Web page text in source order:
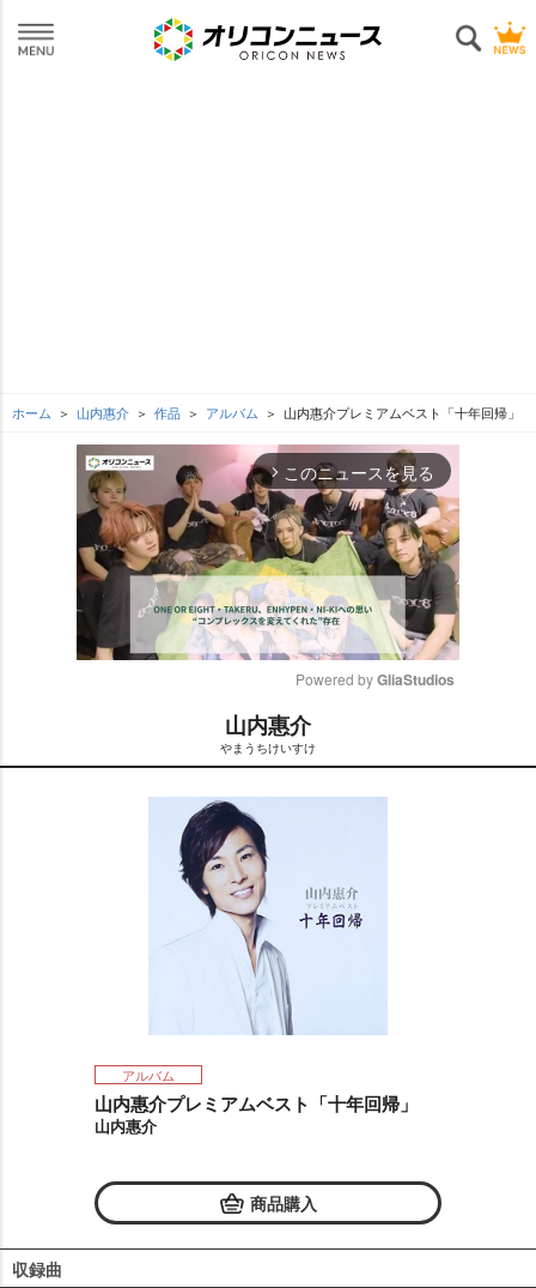
ホーム 山内惠介 作品 アルバム 山内惠介プレミアムベスト「十年回帰」
arrow_forward_ios このニュースを見る
t
e
Powered by GliaStudios
山内惠介
まうちけいすけ
アルバム
山内惠介プレミアムベスト「十年回帰」
山内惠介
商品購入
収録曲